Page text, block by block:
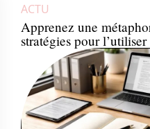
ACTU
Apprenez une
stratégies pour